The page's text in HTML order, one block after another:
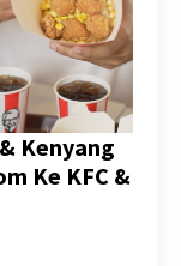
Kenyang
Ke KFC &